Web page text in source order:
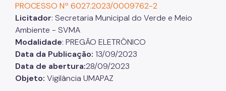
PROCESSO Nº 6027.2023/0009762-2
Licitador: Secretaria Municipal do Verde e Meio
Ambiente - SVMA
Modalidade: PREGÃO ELETRÔNICO
Data da Publicação: 13/09/2023
Data de abertura:28/09/2023
Objeto: Vigilância UMAPAZ